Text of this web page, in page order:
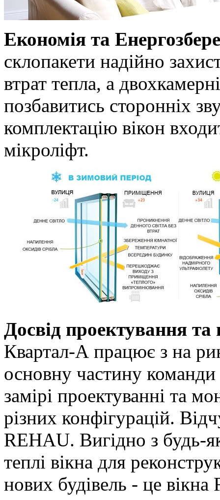
Економія та
склопакети надійно
втрат тепла, а
позбавитись сторонніх
комплектацію вікон
мікроліфт.
Досвід проектування та
Квартал-А працює з на
основну частину
замірі проектуванні та
різних конфігурацій.
REHAU. Вигідно з будь-
теплі вікна для
нових будівель - це